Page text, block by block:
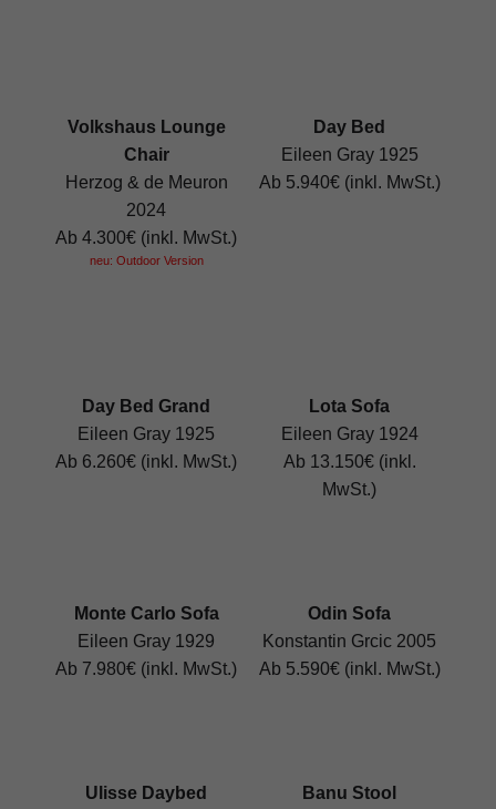
Volkshaus Lounge
Chair
Herzog & de Meuron
2024
Ab 4.300€ (inkl. MwSt.)
neu: Outdoor Version
Day Bed
Eileen Gray 1925
Ab 5.940€ (inkl. MwSt.)
Day Bed Grand
Eileen Gray 1925
Ab 6.260€ (inkl. MwSt.)
Lota Sofa
Eileen Gray 1924
Ab 13.150€ (inkl.
MwSt.)
Monte Carlo Sofa
Eileen Gray 1929
Ab 7.980€ (inkl. MwSt.)
Odin Sofa
Konstantin Grcic 2005
Ab 5.590€ (inkl. MwSt.)
Ulisse Daybed
Banu Stool